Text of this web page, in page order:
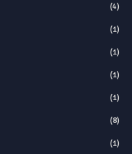
(4)
(1)
(1)
(1)
(1)
(8)
(1)